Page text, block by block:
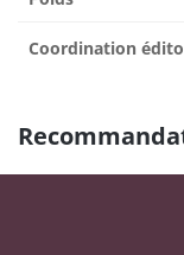
Coordination